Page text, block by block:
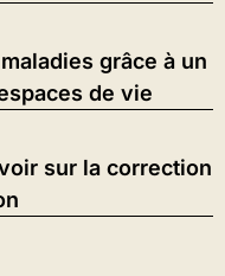
grâce à un
de vie
sur la correction